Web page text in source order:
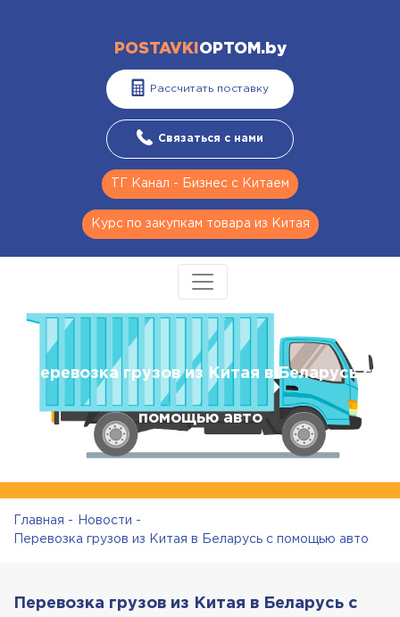
POSTAVKI OPTOM.by
Рассчитать поставку
Связаться с нами
ТГ Канал - Бизнес с Китаем
Курс по закупкам товара из Китая
Перевозка грузов из Китая в Беларусь с
помощью авто
Главная
Новости
Перевозка грузов из Китая в Беларусь с помощью авто
Перевозка грузов из Китая в Беларусь с